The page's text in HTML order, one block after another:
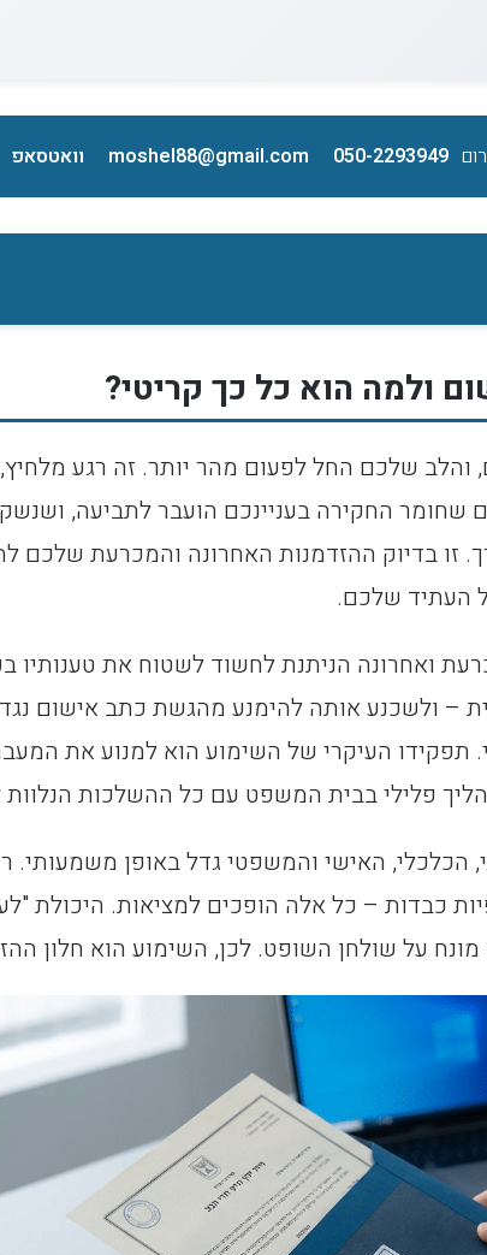
050-2293949
moshel88@gmail.com וואטסאפ
ולמה הוא כל כך קריטי?
והלב שלכם החל לפעום מהר יותר. זה רגע
שחומר החקירה בעניינכם הועבר לתביעה,
זו בדיוק ההזדמנות האחרונה והמכרעת שלכם
העתיד שלכם.
ואחרונה הניתנת לחשוד לשטוח את טענותיו
– ולשכנע אותה להימנע מהגשת כתב אישום
תפקידו העיקרי של השימוע הוא למנוע את
פלילי בבית המשפט עם כל ההשלכות הנלוות
האישי והמשפטי גדל באופן משמעותי.
כבדות – כל אלה הופכים למציאות. היכולת
על שולחן השופט. לכן, השימוע הוא חלון